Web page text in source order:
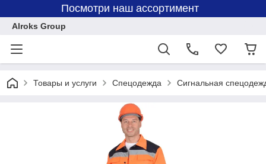
Посмотри наш ассортимент
Alroks Group
Товары и услуги Спецодежда Сигнальная